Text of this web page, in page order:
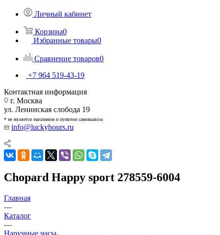
Личный кабинет
Корзина0
Избранные товары0
Сравнение товаров0
+7 964 519-43-19
Контактная информация
г. Москва
ул. Ленинская слобода 19
* не является магазином и пунктом самовывоза
info@luckyhours.ru
Chopard Happy sport 278559-6004
Главная
—
Каталог
—
Наручные часы